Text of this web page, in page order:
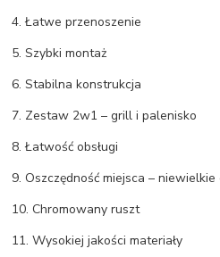
4. Łatwe przenoszenie
5. Szybki montaż
6. Stabilna konstrukcja
7. Zestaw 2w1 – grill i palenisko
8. Łatwość obsługi
9. Oszczędność miejsca –
10. Chromowany ruszt
11. Wysokiej jakości materiały